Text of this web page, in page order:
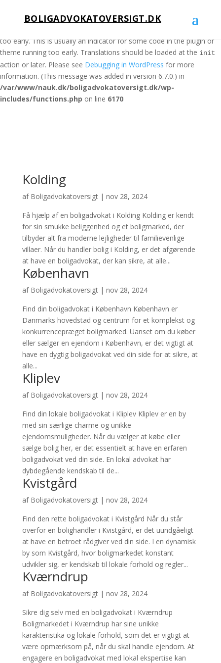
: Function _load_textdomain_just_in_time was called
domain was triggered
too early. This is usually an indicator for some code in the plugin or
theme running too early. Translations should be loaded at the init
action or later. Please see Debugging in WordPress for more
information. (This message was added in version 6.7.0.) in
/var/www/nauk.dk/boligadvokatoversigt.dk/wp-
includes/functions.php on line 6170
BOLIGADVOKATOVERSIGT.DK
Kolding
af Boligadvokatoversigt| nov 28, 2024
Få hjælp af en boligadvokat i Kolding Kolding er kendt
for sin smukke beliggenhed og et boligmarked, der
tilbyder alt fra moderne lejligheder til familievenlige
villaer. Når du handler bolig i Kolding, er det afgørende
at have en boligadvokat, der kan sikre, at alle...
København
af Boligadvokatoversigt| nov 28, 2024
Find din boligadvokat i København København er
Danmarks hovedstad og centrum for et komplekst og
konkurrencepræget boligmarked. Uanset om du køber
eller sælger en ejendom i København, er det vigtigt at
have en dygtig boligadvokat ved din side for at sikre, at
alle...
Kliplev
af Boligadvokatoversigt| nov 28, 2024
Find din lokale boligadvokat i Kliplev Kliplev er en by
med sin særlige charme og unikke
ejendomsmuligheder. Når du vælger at købe eller
sælge bolig her, er det essentielt at have en erfaren
boligadvokat ved din side. En lokal advokat har
dybdegående kendskab til de...
Kvistgård
af Boligadvokatoversigt| nov 28, 2024
Find den rette boligadvokat i Kvistgård Når du står
overfor en bolighandler i Kvistgård, er det uundgåeligt
at have en betroet rådgiver ved din side. I en dynamisk
by som Kvistgård, hvor boligmarkedet konstant
udvikler sig, er kendskab til lokale forhold og regler...
Kværndrup
af Boligadvokatoversigt| nov 28, 2024
Sikre dig selv med en boligadvokat i Kværndrup
Boligmarkedet i Kværndrup har sine unikke
karakteristika og lokale forhold, som det er vigtigt at
være opmærksom på, når du skal handle ejendom. At
engagere en boligadvokat med lokal ekspertise kan